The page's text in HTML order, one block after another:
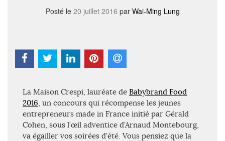
Posté le 20 juillet 2016 par Wai-Ming Lung
La Maison Crespi, lauréate de Babybrand Food
2016 , un concours qui récompense les jeunes
entrepreneurs made in France initié par Gérald
Cohen, sous l’œil adventice d’Arnaud Montebourg,
va égailler vos soirées d’été. Vous pensiez que la